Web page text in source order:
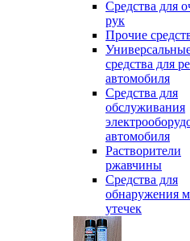
Средства для
рук
Прочие
средства для
автомобиля
Средства для
обслуживания
автомобиля
Растворители
ржавчины
Средства для
обнаружения
утечек